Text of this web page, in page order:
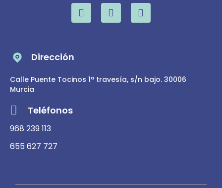
Dirección
Calle Puente Tocinos 1ª travesía, s/n bajo. 30006
Murcia
Teléfonos
968 239 113
655 627 727